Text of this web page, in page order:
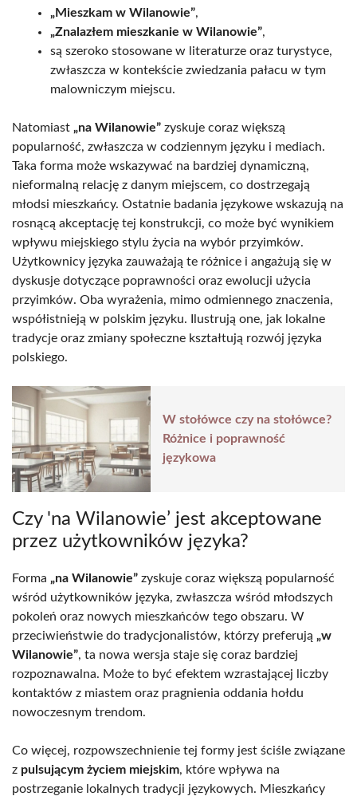
„Mieszkam w Wilanowie”,
„Znalazłem mieszkanie w Wilanowie”,
są szeroko stosowane w literaturze oraz turystyce,
zwłaszcza w kontekście zwiedzania pałacu w tym
malowniczym miejscu.
Natomiast „na Wilanowie” zyskuje coraz większą
popularność, zwłaszcza w codziennym języku i mediach.
Taka forma może wskazywać na bardziej dynamiczną,
nieformalną relację z danym miejscem, co dostrzegają
młodsi mieszkańcy. Ostatnie badania językowe wskazują na
rosnącą akceptację tej konstrukcji, co może być wynikiem
wpływu miejskiego stylu życia na wybór przyimków.
Użytkownicy języka zauważają te różnice i angażują się w
dyskusje dotyczące poprawności oraz ewolucji użycia
przyimków. Oba wyrażenia, mimo odmiennego znaczenia,
współistnieją w polskim języku. Ilustrują one, jak lokalne
tradycje oraz zmiany społeczne kształtują rozwój języka
polskiego.
W stołówce czy na stołówce?
Różnice i poprawność
językowa
Czy 'na Wilanowie’ jest akceptowane
przez użytkowników języka?
Forma „na Wilanowie” zyskuje coraz większą popularność
wśród użytkowników języka, zwłaszcza wśród młodszych
pokoleń oraz nowych mieszkańców tego obszaru. W
przeciwieństwie do tradycjonalistów, którzy preferują „w
Wilanowie”, ta nowa wersja staje się coraz bardziej
rozpoznawalna. Może to być efektem wzrastającej liczby
kontaktów z miastem oraz pragnienia oddania hołdu
nowoczesnym trendom.
Co więcej, rozpowszechnienie tej formy jest ściśle związane
z pulsującym życiem miejskim, które wpływa na
postrzeganie lokalnych tradycji językowych. Mieszkańcy